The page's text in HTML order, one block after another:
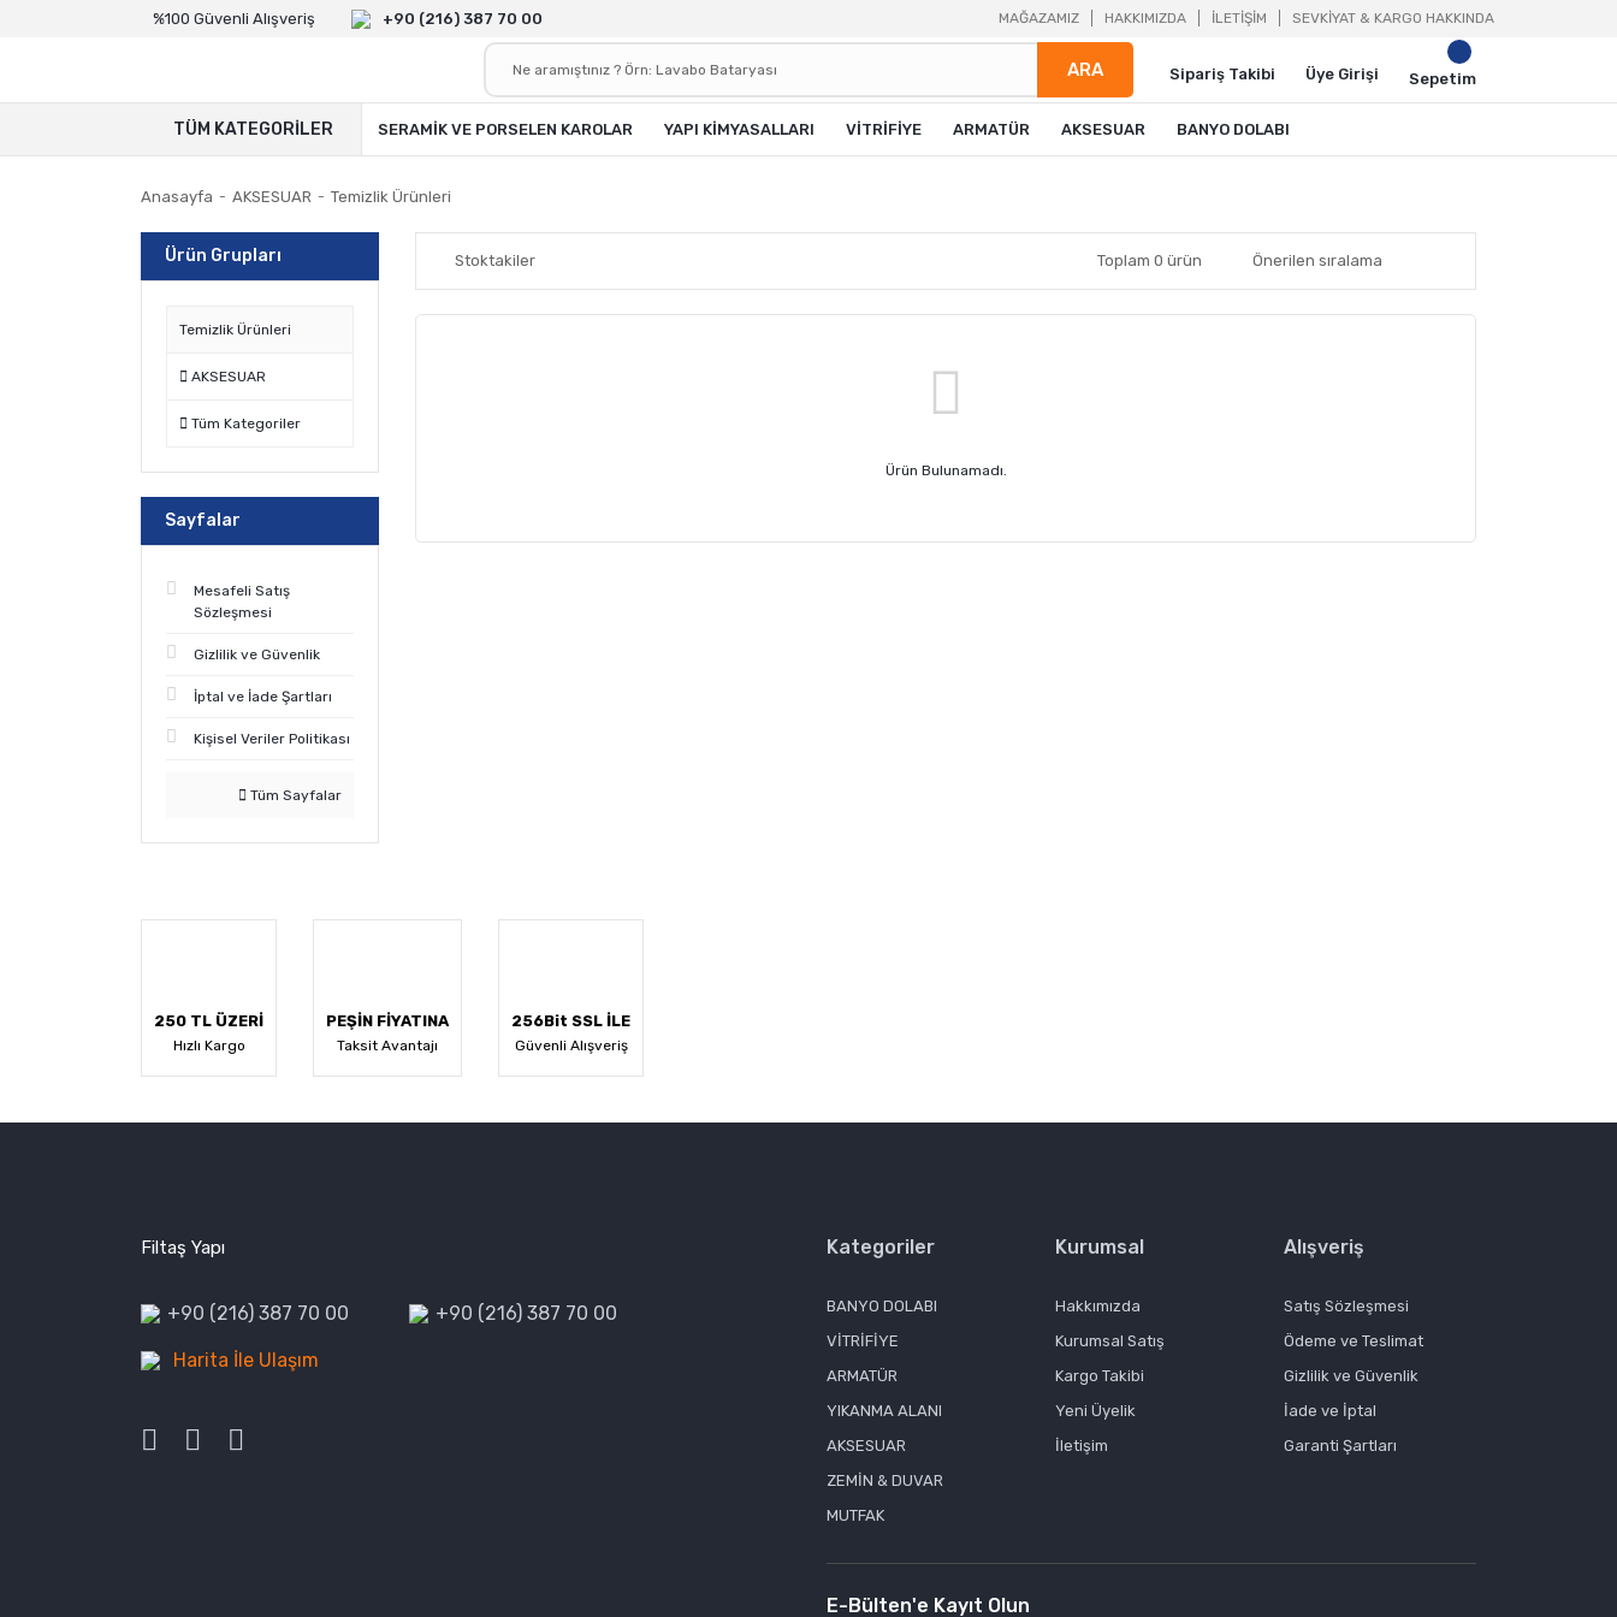
%100 Güvenli Alışveriş +90 (216) 387 70 00 MAĞAZAMIZ HAKKIMIZDA İLETİŞİM SEVKİYAT & KARGO HAKKINDA
ARA Sipariş Takibi Üye Girişi Sepetim
TÜM KATEGORİLER SERAMİK VE PORSELEN KAROLAR YAPI KİMYASALLARI VİTRİFİYE ARMATÜR AKSESUAR BANYO DOLABI
Anasayfa AKSESUAR Temizlik Ürünleri
Ürün Grupları
Temizlik Ürünleri
AKSESUAR
Tüm Kategoriler
Sayfalar
Mesafeli Satış
Sözleşmesi
Gizlilik ve Güvenlik
İptal ve İade Şartları
Kişisel Veriler Politikası
Tüm Sayfalar
Stoktakiler Toplam 0 ürün
Ürün Bulunamadı.
250 TL ÜZERİ
Hızlı Kargo
PEŞİN FİYATINA
Taksit Avantajı
256Bit SSL İLE
Güvenli Alışveriş
Filtaş Yapı
+90 (216) 387 70 00 +90 (216) 387 70 00
Harita İle Ulaşım
Kategoriler
BANYO DOLABI
VİTRİFİYE
ARMATÜR
YIKANMA ALANI
AKSESUAR
ZEMİN & DUVAR
MUTFAK
Kurumsal
Hakkımızda
Kurumsal Satış
Kargo Takibi
Yeni Üyelik
İletişim
Alışveriş
Satış Sözleşmesi
Ödeme ve Teslimat
Gizlilik ve Güvenlik
İade ve İptal
Garanti Şartları
E-Bülten'e Kayıt Olun